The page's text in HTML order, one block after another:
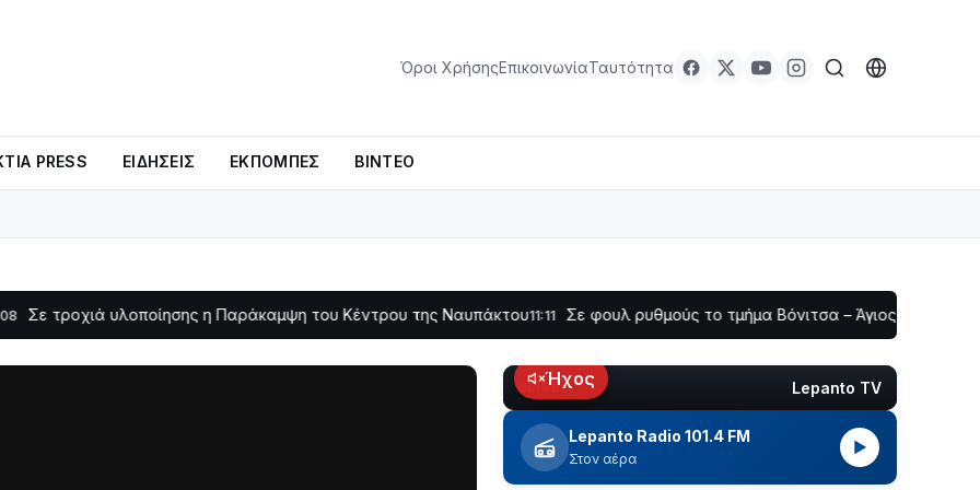
Όροι ΧρήσηςΕπικοινωνίαΤαυτότητα
PRESS ΕΙΔΉΣΕΙΣ ΕΚΠΟΜΠΈΣ ΒΊΝΤΕΟ
υλοποίησης η Παράκαμψη του Κέντρου της Ναυπάκτου11:11 Σε φουλ ρυθμούς το τμήμα Βόνιτσα – Άγιος Νικόλαος |
LIVE Lepanto TV
Ήχος
Lepanto Radio 101.4 FM
Στον αέρα
▶